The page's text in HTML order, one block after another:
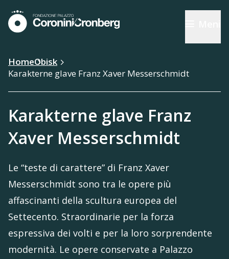
HomeObisk
Karakterne glave Franz Xaver Messerschmidt
Karakterne glave Franz
Xaver Messerschmidt
Le “teste di carattere” di Franz Xaver
Messerschmidt sono tra le opere più
affascinanti della scultura europea del
Settecento. Straordinarie per la forza
espressiva dei volti e per la loro sorprendente
modernità. Le opere conservate a Palazzo